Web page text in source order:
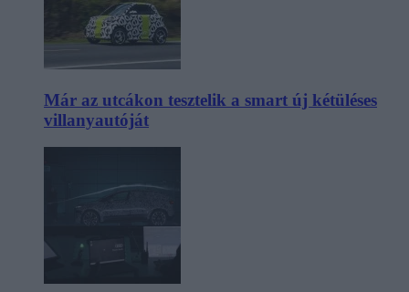
Már az utcákon tesztelik a smart új kétüléses
villanyautóját